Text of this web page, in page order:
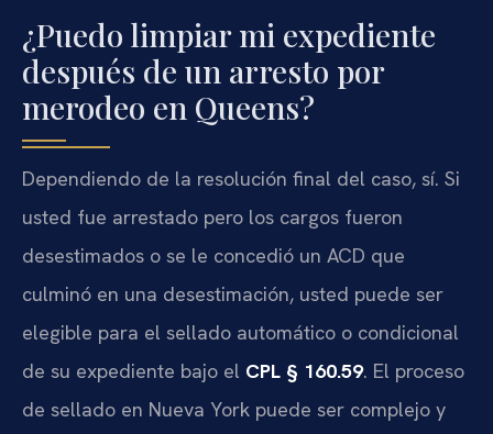
¿Puedo limpiar mi expediente
después de un arresto por
merodeo en Queens?
Dependiendo de la resolución final del caso, sí. Si
usted fue arrestado pero los cargos fueron
desestimados o se le concedió un ACD que
culminó en una desestimación, usted puede ser
elegible para el sellado automático o condicional
de su expediente bajo el CPL § 160.59. El proceso
de sellado en Nueva York puede ser complejo y